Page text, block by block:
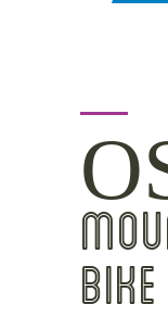
BIKE